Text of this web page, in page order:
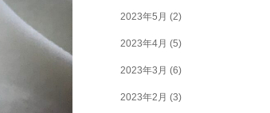
2023年5月 (2)
2023年4月 (5)
2023年3月 (6)
2023年2月 (3)